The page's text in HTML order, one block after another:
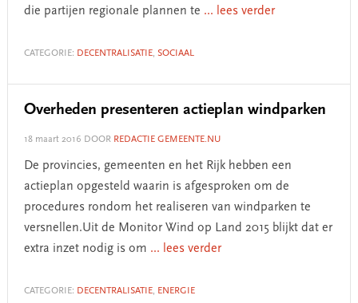
die partijen regionale plannen te ... lees verder
CATEGORIE: DECENTRALISATIE, SOCIAAL
Overheden presenteren actieplan windparken
18 maart 2016 DOOR REDACTIE GEMEENTE.NU
De provincies, gemeenten en het Rijk hebben een
actieplan opgesteld waarin is afgesproken om de
procedures rondom het realiseren van windparken te
versnellen.Uit de Monitor Wind op Land 2015 blijkt dat er
extra inzet nodig is om ... lees verder
CATEGORIE: DECENTRALISATIE, ENERGIE